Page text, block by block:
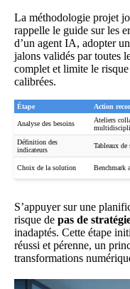
La méthodologie projet
rappelle le guide sur les
d’un agent IA, adopter
jalons validés par toutes
complet et limite le
calibrées.
Étape Action
Analyse des besoins
Ateliers
Définition des
indicateurs
Tableaux
Choix de la solution Benchmark
S’appuyer sur une
risque de pas de
inadaptés. Cette étape
réussi et pérenne, un
transformations